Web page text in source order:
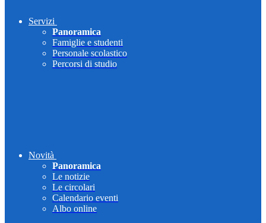
Servizi
Panoramica
Famiglie e studenti
Personale scolastico
Percorsi di studio
Novità
Panoramica
Le notizie
Le circolari
Calendario eventi
Albo online